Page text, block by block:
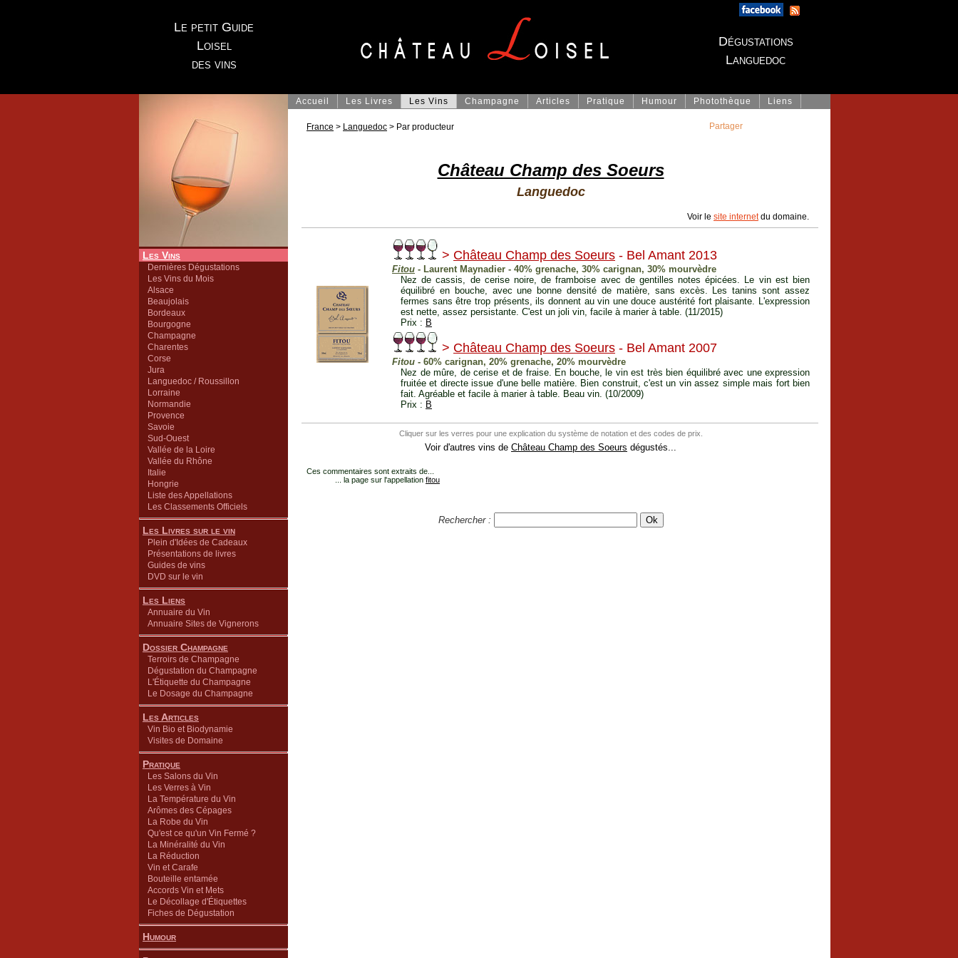
Le petit Guide
Loisel
des vins
Dégustations
Languedoc
Les Vins
Dernières Dégustations
Les Vins du Mois
Alsace
Beaujolais
Bordeaux
Bourgogne
Champagne
Charentes
Corse
Jura
Languedoc / Roussillon
Lorraine
Normandie
Provence
Savoie
Sud-Ouest
Vallée de la Loire
Vallée du Rhône
Italie
Hongrie
Liste des Appellations
Les Classements Officiels
Les Livres sur le vin
Plein d'Idées de Cadeaux
Présentations de livres
Guides de vins
DVD sur le vin
Les Liens
Annuaire du Vin
Annuaire Sites de Vignerons
Dossier Champagne
Terroirs de Champagne
Dégustation du Champagne
L'Étiquette du Champagne
Le Dosage du Champagne
Les Articles
Vin Bio et Biodynamie
Visites de Domaine
Pratique
Les Salons du Vin
Les Verres à Vin
La Température du Vin
Arômes des Cépages
La Robe du Vin
Qu'est ce qu'un Vin Fermé ?
La Minéralité du Vin
La Réduction
Vin et Carafe
Bouteille entamée
Accords Vin et Mets
Le Décollage d'Étiquettes
Fiches de Dégustation
Humour
Accueil Les Livres Les Vins Champagne Articles Pratique Humour Photothèque Liens
France > Languedoc > Par producteur
Château Champ des Soeurs
Languedoc
Voir le site internetdu domaine.
> Château Champ des Soeurs - Bel Amant 2013
Fitou - Laurent Maynadier - 40% grenache, 30% carignan, 30% mourvèdre
Nez de cassis, de cerise noire, de framboise avec de gentilles notes épicées. Le vin est bien
équilibré en bouche, avec une bonne densité de matière, sans excès. Les tanins sont assez
fermes sans être trop présents, ils donnent au vin une douce austérité fort plaisante. L'expression
est nette, assez persistante. C'est un joli vin, facile à marier à table. (11/2015)
Prix : B
> Château Champ des Soeurs - Bel Amant 2007
Fitou - 60% carignan, 20% grenache, 20% mourvèdre
Nez de mûre, de cerise et de fraise. En bouche, le vin est très bien équilibré avec une expression
fruitée et directe issue d'une belle matière. Bien construit, c'est un vin assez simple mais fort bien
fait. Agréable et facile à marier à table. Beau vin. (10/2009)
Prix : B
Cliquer sur les verres pour une explication du système de notation et des codes de prix.
Voir d'autres vins de Château Champ des Soeurs dégustés...
Ces commentaires sont extraits de...
... la page sur l'appellation fitou
Rechercher :
Partager